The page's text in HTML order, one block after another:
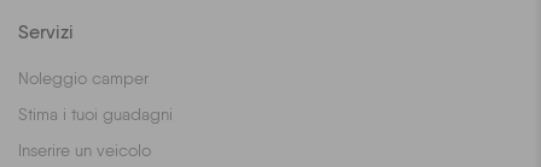
Servizi
Noleggio camper
Stima i tuoi guadagni
Inserire un veicolo